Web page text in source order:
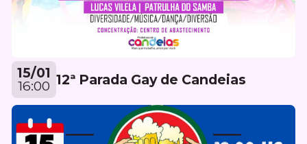
15/01
16:00 12ª Parada Gay de Candeias